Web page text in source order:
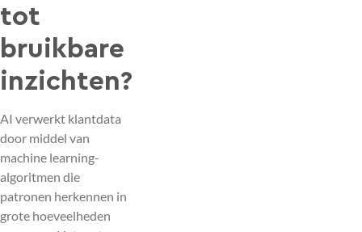
tot
bruikbare
inzichten?
AI verwerkt klantdata
door middel van
machine learning-
algoritmen die
patronen herkennen in
grote hoeveelheden